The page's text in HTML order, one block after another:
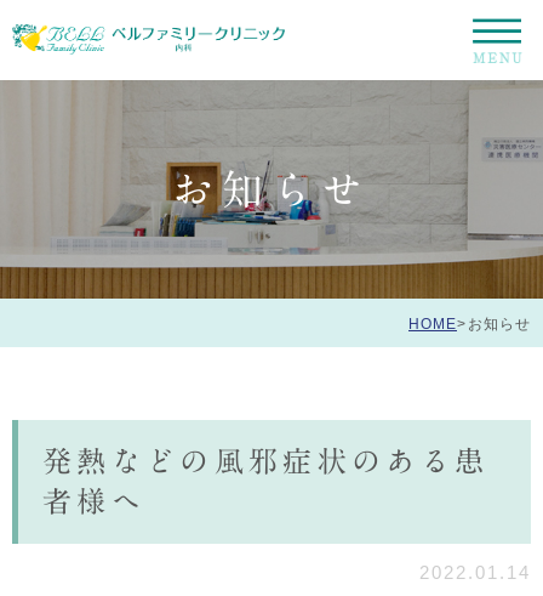
お知らせ
HOME> お知らせ
発熱などの風邪症状のある患
者様へ
2022.01.14